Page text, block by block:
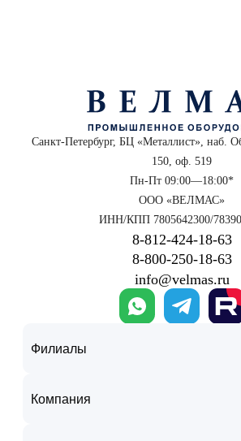
Санкт-Петербург, БЦ «Металлист», наб.
150, оф. 519
Пн-Пт 09:00—18:00*
ООО «ВЕЛМАС»
ИНН/КПП 7805642300/
8‑812‑424‑18‑63
8‑800‑250‑18‑63
info@velmas.ru
Филиалы
Компания